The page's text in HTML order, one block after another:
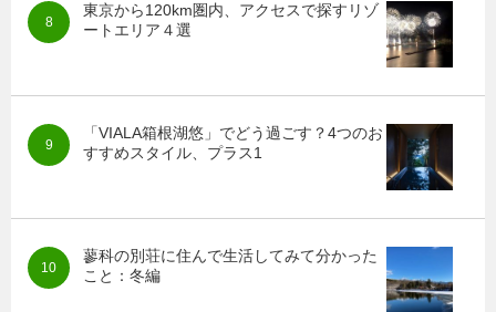
東京から120km圏内、アクセスで探すリゾ
ートエリア４選
「VIALA箱根湖悠」でどう過ごす？4つのお
すすめスタイル、プラス1
蓼科の別荘に住んで生活してみて分かった
こと：冬編